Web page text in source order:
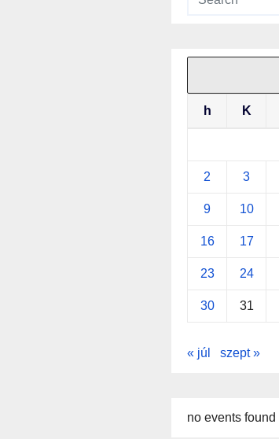
h K
2 3
9 10
16 17
23 24
30 31
« júl szept »
no events found